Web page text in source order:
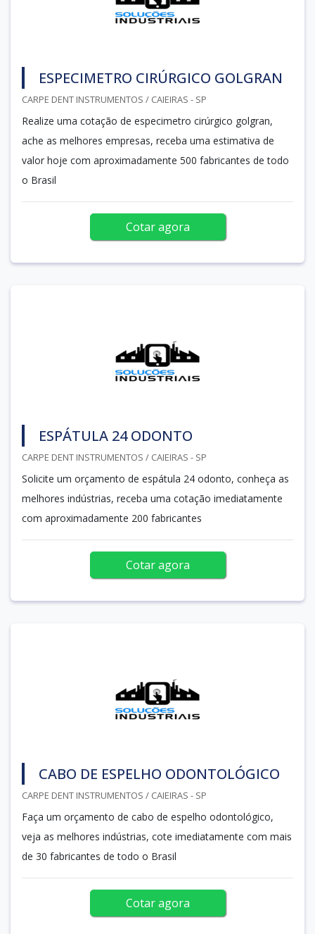
ESPECIMETRO CIRÚRGICO GOLGRAN
CARPE DENT INSTRUMENTOS / CAIEIRAS - SP
Realize uma cotação de especimetro cirúrgico golgran,
ache as melhores empresas, receba uma estimativa de
valor hoje com aproximadamente 500 fabricantes de todo
o Brasil
Cotar agora
ESPÁTULA 24 ODONTO
CARPE DENT INSTRUMENTOS / CAIEIRAS - SP
Solicite um orçamento de espátula 24 odonto, conheça as
melhores indústrias, receba uma cotação imediatamente
com aproximadamente 200 fabricantes
Cotar agora
CABO DE ESPELHO ODONTOLÓGICO
CARPE DENT INSTRUMENTOS / CAIEIRAS - SP
Faça um orçamento de cabo de espelho odontológico,
veja as melhores indústrias, cote imediatamente com mais
de 30 fabricantes de todo o Brasil
Cotar agora